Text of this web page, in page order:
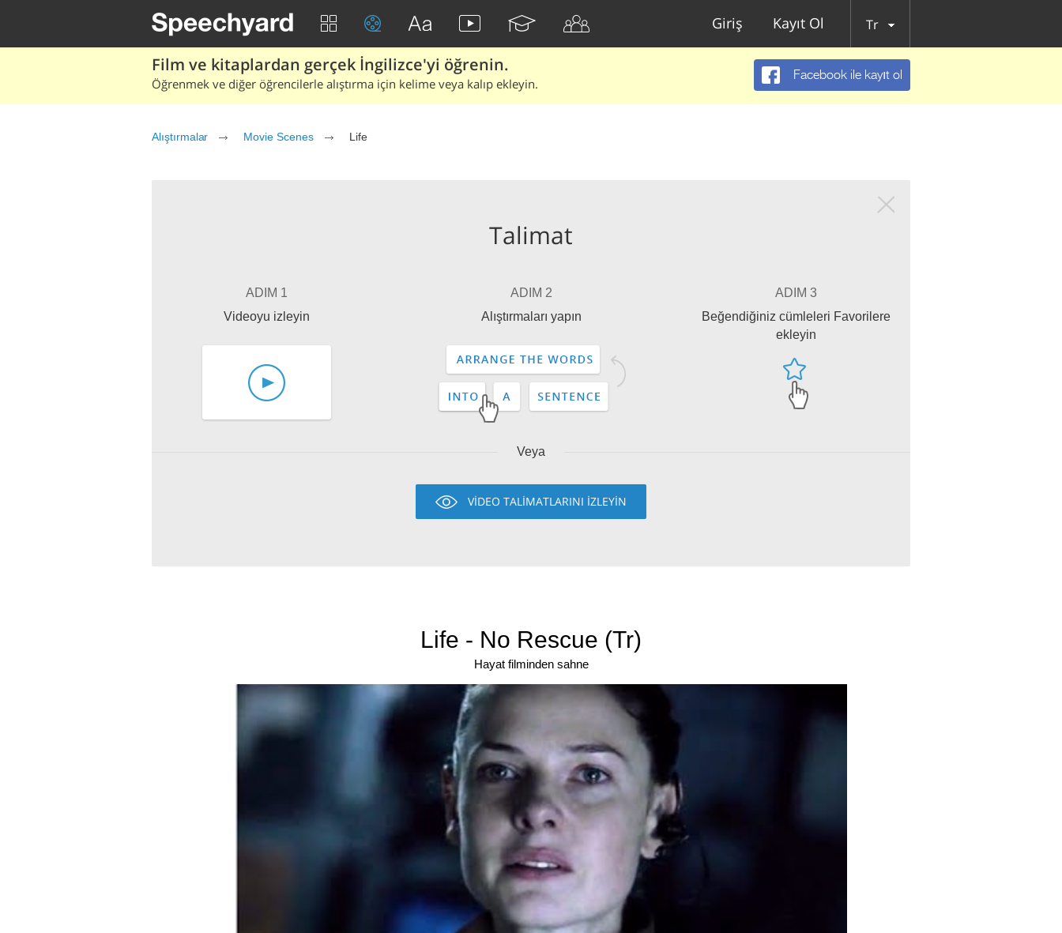
Giriş Kayıt Ol Tr
Film ve kitaplardan gerçek İngilizce'yi öğrenin.
Öğrenmek ve diğer öğrencilerle alıştırma için kelime veya kalıp ekleyin.
Facebook ile kayıt ol
Alıştırmalar Movie Scenes Life
Talimat
ADIM 1
Videoyu izleyin
ADIM 2
Alıştırmaları yapın
ADIM 3
Beğendiğiniz cümleleri Favorilere
ekleyin
Veya
VİDEO TALİMATLARINI İZLEYİN
Life - No Rescue (Tr)
Hayat filminden sahne